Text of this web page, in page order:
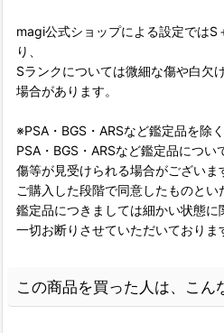
magi公式ショップによる設定ではS
り、
Sランクについては微細な傷や白欠
場合があります。
※PSA・BGS・ARSなど鑑定品を除く
PSA・BGS・ARSなど鑑定品につ
傷等が見受けられる場合がございま
ご購入した段階で同意したものとい
鑑定品につきましては細かい状態
一切お断りさせていただいておりま
この商品を買った人は、こん